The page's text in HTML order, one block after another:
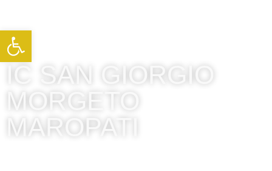
IC SAN GIORGIO
MORGETO
MAROPATI
Apri la barra degli strumenti